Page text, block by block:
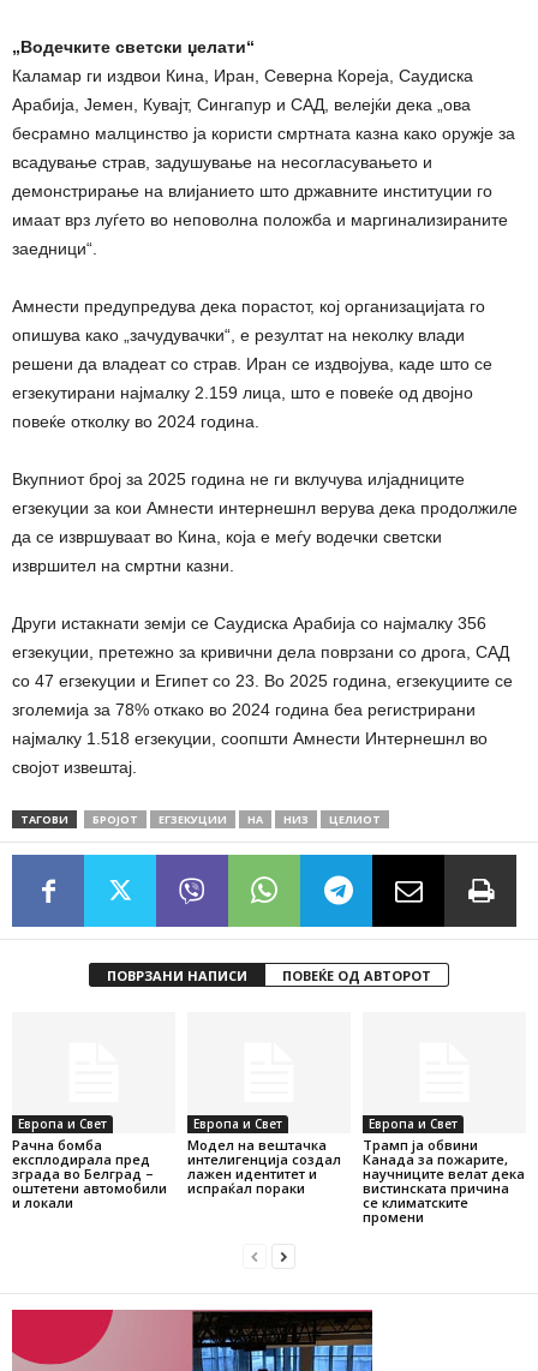
„Водечките светски џелати“
Каламар ги издвои Кина, Иран, Северна Кореја, Саудиска
Арабија, Јемен, Кувајт, Сингапур и САД, велејќи дека „ова
бесрамно малцинство ја користи смртната казна како оружје за
всадување страв, задушување на несогласувањето и
демонстрирање на влијанието што државните институции го
имаат врз луѓето во неповолна положба и маргинализираните
заедници“.
Амнести предупредува дека порастот, кој организацијата го
опишува како „зачудувачки“, е резултат на неколку влади
решени да владеат со страв. Иран се издвојува, каде што се
егзекутирани најмалку 2.159 лица, што е повеќе од двојно
повеќе отколку во 2024 година.
Вкупниот број за 2025 година не ги вклучува илјадниците
егзекуции за кои Амнести интернешнл верува дека продолжиле
да се извршуваат во Кина, која е меѓу водечки светски
извршител на смртни казни.
Други истакнати земји се Саудиска Арабија со најмалку 356
егзекуции, претежно за кривични дела поврзани со дрога, САД
со 47 егзекуции и Египет со 23. Во 2025 година, егзекуциите се
зголемија за 78% откако во 2024 година беа регистрирани
најмалку 1.518 егзекуции, соопшти Амнести Интернешнл во
својот извештај.
ТАГОВИ БРОЈОТ ЕГЗЕКУЦИИ НА НИЗ ЦЕЛИОТ
ПОВРЗАНИ НАПИСИ ПОВЕЌЕ ОД АВТОРОТ
Европа и Свет
Рачна бомба
експлодирала пред
зграда во Белград –
оштетени автомобили
и локали
Европа и Свет
Модел на вештачка
интелигенција создал
лажен идентитет и
испраќал пораки
Европа и Свет
Трамп ја обвини
Канада за пожарите,
научниците велат дека
вистинската причина
се климатските
промени